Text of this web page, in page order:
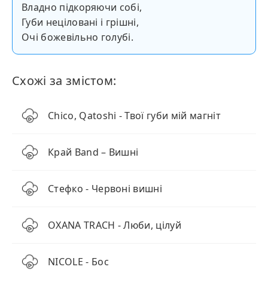
Владно підкоряючи собі,
Губи неціловані і грішні,
Очі божевільно голубі.
Схожі за змістом:
Chico, Qatoshi - Твої губи мій магніт
Край Band – Вишні
Стефко - Червоні вишні
OXANA TRACH - Люби, цілуй
NICOLE - Бос